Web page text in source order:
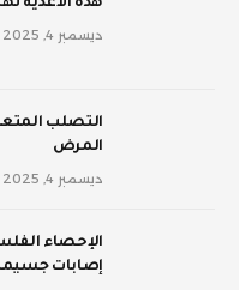
ديسمبر 4, 2025
‫التصلب
المرض
ديسمبر 4, 2025
إصابات